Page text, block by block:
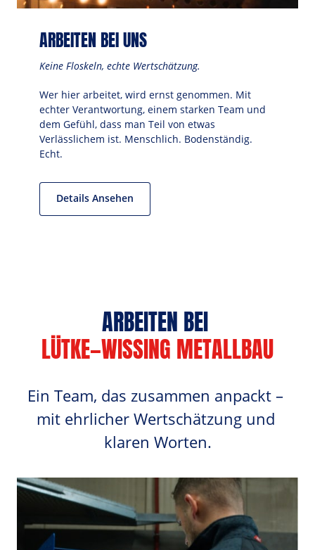
ARBEITEN BEI UNS
Keine Floskeln, echte Wertschätzung.
Wer hier arbeitet, wird ernst genommen. Mit
echter Verantwortung, einem starken Team und
dem Gefühl, dass man Teil von etwas
Verlässlichem ist. Menschlich. Bodenständig.
Echt.
Details Ansehen
ARBEITEN BEI
LÜTKE‒WISSING METALLBAU
Ein Team, das zusammen anpackt –
mit ehrlicher Wertschätzung und
klaren Worten.